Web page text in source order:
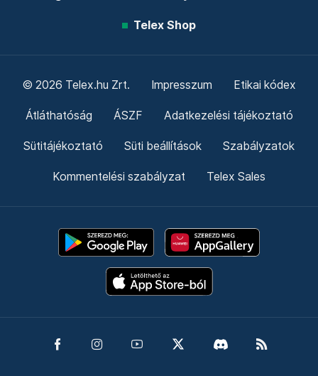
Telex Shop
© 2026 Telex.hu Zrt. Impresszum Etikai kódex
Átláthatóság ÁSZF Adatkezelési tájékoztató
Sütitájékoztató Süti beállítások Szabályzatok
Kommentelési szabályzat Telex Sales